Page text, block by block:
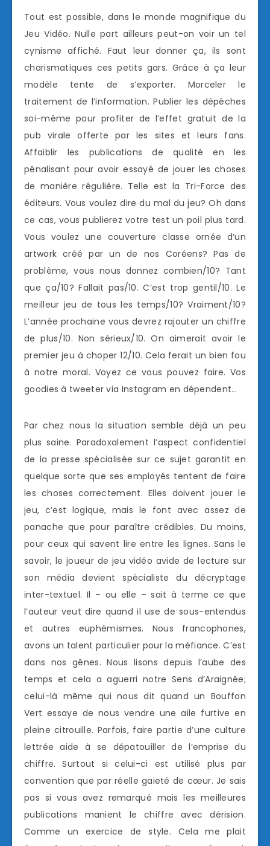
Tout est possible, dans le monde magnifique du
Jeu Vidéo. Nulle part ailleurs peut-on voir un tel
cynisme affiché. Faut leur donner ça, ils sont
charismatiques ces petits gars. Grâce à ça leur
modèle tente de s’exporter. Morceler le
traitement de l’information. Publier les dépêches
soi-même pour profiter de l’effet gratuit de la
pub virale offerte par les sites et leurs fans.
Affaiblir les publications de qualité en les
pénalisant pour avoir essayé de jouer les choses
de manière régulière. Telle est la Tri-Force des
éditeurs. Vous voulez dire du mal du jeu? Oh dans
ce cas, vous publierez votre test un poil plus tard.
Vous voulez une couverture classe ornée d’un
artwork créé par un de nos Coréens? Pas de
problème, vous nous donnez combien/10? Tant
que ça/10? Fallait pas/10. C’est trop gentil/10. Le
meilleur jeu de tous les temps/10? Vraiment/10?
L’année prochaine vous devrez rajouter un chiffre
de plus/10. Non sérieux/10. On aimerait avoir le
premier jeu à choper 12/10. Cela ferait un bien fou
à notre moral. Voyez ce vous pouvez faire. Vos
goodies à tweeter via Instagram en dépendent…
Par chez nous la situation semble déjà un peu
plus saine. Paradoxalement l’aspect confidentiel
de la presse spécialisée sur ce sujet garantit en
quelque sorte que ses employés tentent de faire
les choses correctement. Elles doivent jouer le
jeu, c’est logique, mais le font avec assez de
panache que pour paraître crédibles. Du moins,
pour ceux qui savent lire entre les lignes. Sans le
savoir, le joueur de jeu vidéo avide de lecture sur
son média devient spécialiste du décryptage
inter-textuel. Il – ou elle – sait à terme ce que
l’auteur veut dire quand il use de sous-entendus
et autres euphémismes. Nous francophones,
avons un talent particulier pour la méfiance. C’est
dans nos gênes. Nous lisons depuis l’aube des
temps et cela a aguerri notre Sens d’Araignée;
celui-là même qui nous dit quand un Bouffon
Vert essaye de nous vendre une aile furtive en
pleine citrouille. Parfois, faire partie d’une culture
lettrée aide à se dépatouiller de l’emprise du
chiffre. Surtout si celui-ci est utilisé plus par
convention que par réelle gaieté de cœur. Je sais
pas si vous avez remarqué mais les meilleures
publications manient le chiffre avec dérision.
Comme un exercice de style. Cela me plait